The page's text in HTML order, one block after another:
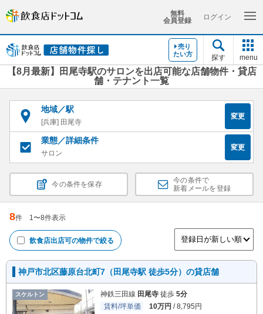
無料
会員登録
ログイン
売り
たい方
探す menu
【8月最新】田尾寺駅のサロンを出店可能な店舗物件・貸店
舗・テナント一覧
地域／駅
[兵庫] 田尾寺
変更
業態／詳細条件
サロン
変更
今の条件を保存
今の条件で
新着メールを登録
8件 1〜8件表示
飲食店出店可の物件で絞る
神戸市北区藤原台北町7（田尾寺駅 徒歩5分）の貸店舗
スケルトン 神鉄三田線 田尾寺 徒歩 5分
賃料/坪単価
10万円 / 8,795円